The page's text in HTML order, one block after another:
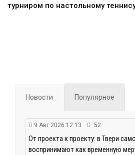
турниром по настольному
Новости Популярное
9 Авг 2026 12:13 52
От проекта к проекту: в Твери
воспринимают как временную